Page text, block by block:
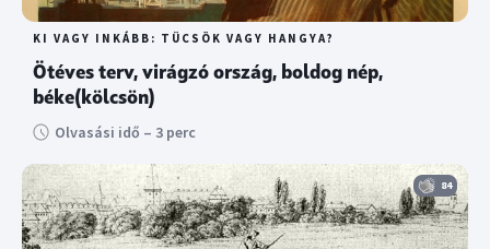
KI VAGY INKÁBB: TÜCSÖK VAGY HANGYA?
Ötéves terv, virágzó ország, boldog nép,
béke(kölcsön)
Olvasási idő – 3 perc
84